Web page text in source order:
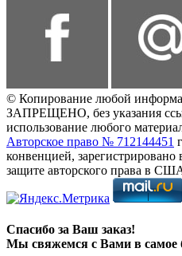
© Копирование любой
ЗАПРЕЩЕНО, без указания
использование любого
Авторское право № 712144451
конвенцией,
защите авторского права в
Спасибо за Ваш заказ!
Мы свяжемся с Вами в самое